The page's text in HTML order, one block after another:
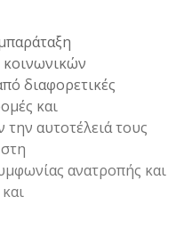
διαφορετικές
και
αυτοτέλειά τους
ανατροπής και